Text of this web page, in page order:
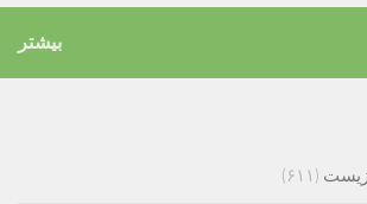
بیشتر
زیست (۶۱۱)